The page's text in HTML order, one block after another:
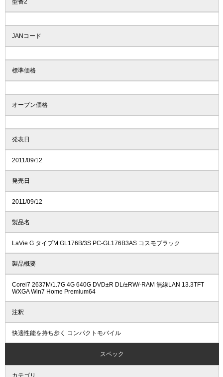
型番2
JANコード
標準価格
オープン価格
発表日
2011/09/12
発売日
2011/09/12
製品名
LaVie G タイプM GL176B/3S PC-GL176B3AS コスモブラック
製品概要
Corei7 2637M/1.7G 4G 640G DVD±R DL/±RW/-RAM 無線LAN 13.3TFT
WXGA Win7 Home Premium64
注釈
快適性能を持ち歩く コンパクトモバイル
スペック
カテゴリ